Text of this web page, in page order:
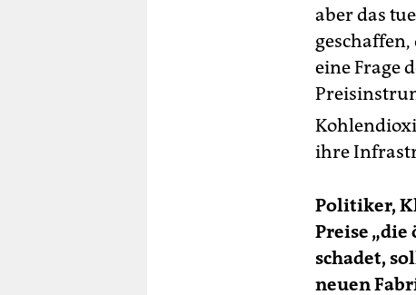
aber das
eine Frage
ihre
Politiker,
Preise
schadet,
neuen